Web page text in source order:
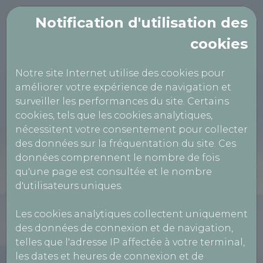
Notification d'utilisation des
cookies
Notre site Internet utilise des cookies pour
améliorer votre expérience de navigation et
surveiller les performances du site. Certains
cookies, tels que les cookies analytiques,
nécessitent votre consentement pour collecter
des données sur la fréquentation du site. Ces
données comprennent le nombre de fois
qu'une page est consultée et le nombre
d'utilisateurs uniques.
Les cookies analytiques collectent uniquement
des données de connexion et de navigation,
telles que l'adresse IP affectée à votre terminal,
les dates et heures de connexion et de
LANGUEDOC AUTO
CONTROLE
200 rue des Genêts,
34270 SAINT MATHIEU DE
0467660874
Réservation Véhicules Légers